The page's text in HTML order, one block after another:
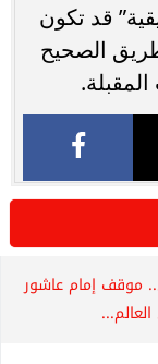
قد تكون
الصحيح
موقف إمام عاشور